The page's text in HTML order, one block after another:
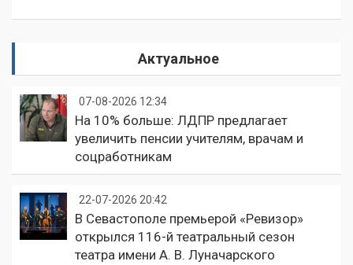
Актуальное
07-08-2026 12:34
На 10% больше: ЛДПР предлагает
увеличить пенсии учителям, врачам и
соцработникам
22-07-2026 20:42
В Севастополе премьерой «Ревизор»
открылся 116-й театральный сезон
театра имени А. В. Луначарского